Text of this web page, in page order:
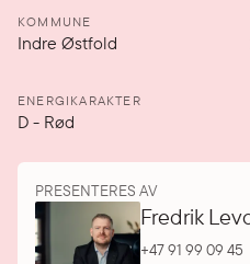
KOMMUNE
Indre Østfold
ENERGIKARAKTER
D- Rød
PRESENTERES AV
Fredrik
+47 91 99 09 45